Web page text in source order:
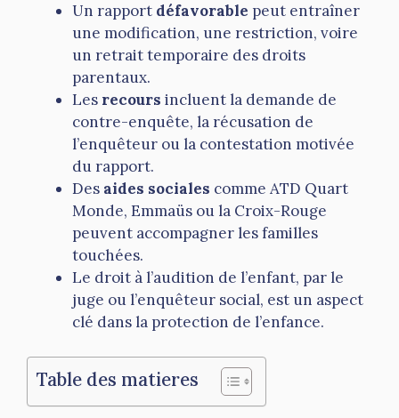
Un rapport défavorable peut entraîner
une modification, une restriction, voire
un retrait temporaire des droits
parentaux.
Les recours incluent la demande de
contre-enquête, la récusation de
l’enquêteur ou la contestation motivée
du rapport.
Des aides sociales comme ATD Quart
Monde, Emmaüs ou la Croix-Rouge
peuvent accompagner les familles
touchées.
Le droit à l’audition de l’enfant, par le
juge ou l’enquêteur social, est un aspect
clé dans la protection de l’enfance.
Table des matieres